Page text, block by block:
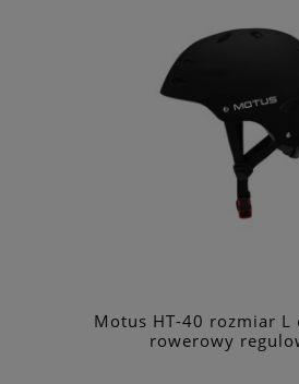
Motus HT-40 rozmiar L
rowerowy